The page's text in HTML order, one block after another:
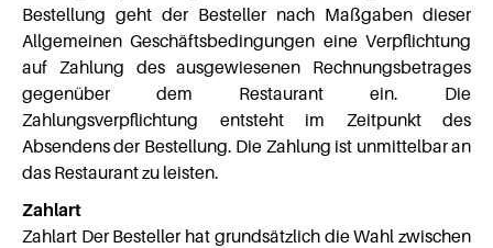
Bestellung geht der Besteller nach Maßgaben dieser
Allgemeinen Geschäftsbedingungen eine Verpflichtung
auf Zahlung des ausgewiesenen Rechnungsbetrages
gegenüber dem Restaurant ein. Die
Zahlungsverpflichtung entsteht im Zeitpunkt des
Absendens der Bestellung. Die Zahlung ist unmittelbar an
das Restaurant zu leisten.
Zahlart
Zahlart Der Besteller hat grundsätzlich die Wahl zwischen